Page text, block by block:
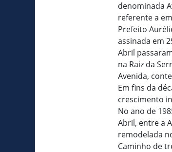
denominada
referente a
Prefeito
assinada em
Abril
na Raiz da
Avenida,
Em fins da
crescimento
No ano de
Abril, entre a
remodelada
Caminho de